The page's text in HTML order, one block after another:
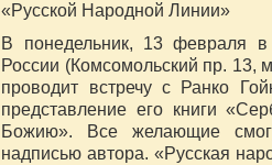
«Русской Народной Линии»
В понедельник, 13 февраля
России (Комсомольский пр. 13,
проводит встречу с Ранко
представление его книги
Божию». Все желающие
надписью автора. «Русская